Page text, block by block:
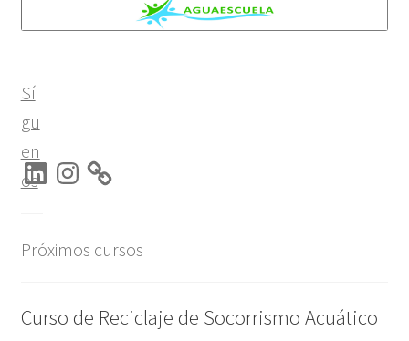
Sí
gu
en
os
LinkedInInstagram
Próximos cursos
Curso de Reciclaje de Socorrismo Acuático